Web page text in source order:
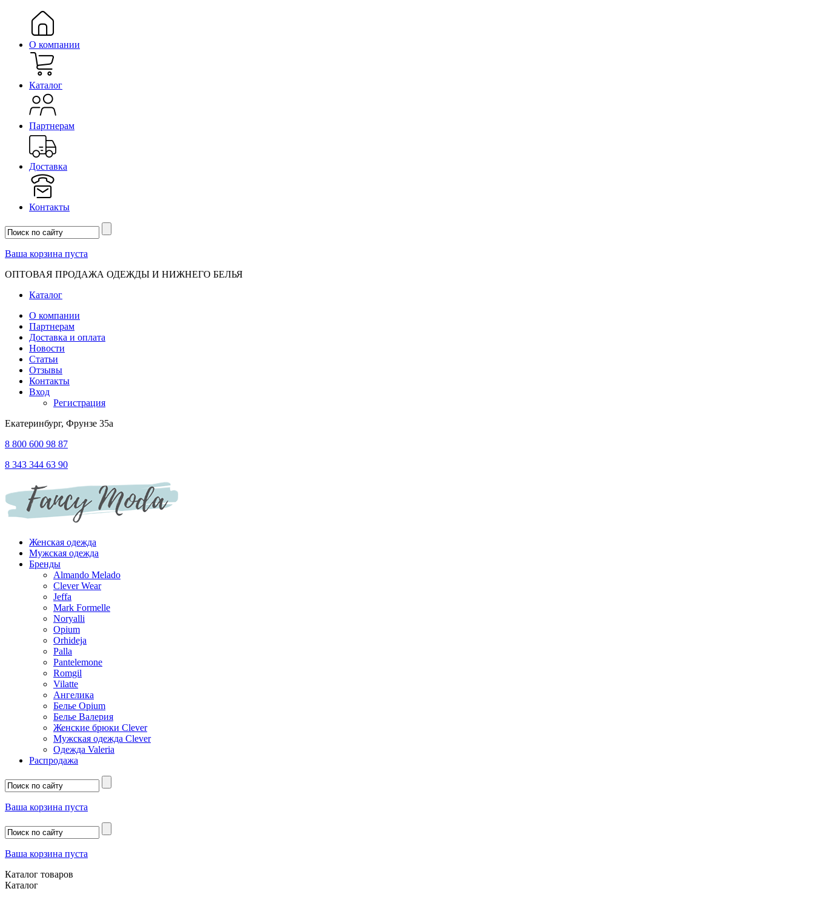
О компании
Каталог
Партнерам
Доставка
Контакты
Ваша корзина пуста
ОПТОВАЯ ПРОДАЖА ОДЕЖДЫ И НИЖНЕГО БЕЛЬЯ
Каталог
О компании
Партнерам
Доставка и оплата
Новости
Статьи
Отзывы
Контакты
Вход
Регистрация
Екатеринбург, Фрунзе 35а
8 800 600 98 87
8 343 344 63 90
Женская одежда
Мужская одежда
Бренды
Almando Melado
Clever Wear
Jeffa
Mark Formelle
Noryalli
Opium
Orhideja
Palla
Pantelemone
Romgil
Vilatte
Ангелика
Белье Opium
Белье Валерия
Женские брюки Clever
Мужская одежда Clever
Одежда Valeria
Распродажа
Ваша корзина пуста
Ваша корзина пуста
Каталог товаров
Каталог